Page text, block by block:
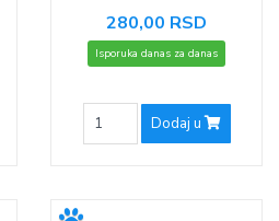
280,00 RSD
Isporuka danas za danas
Dodaj u